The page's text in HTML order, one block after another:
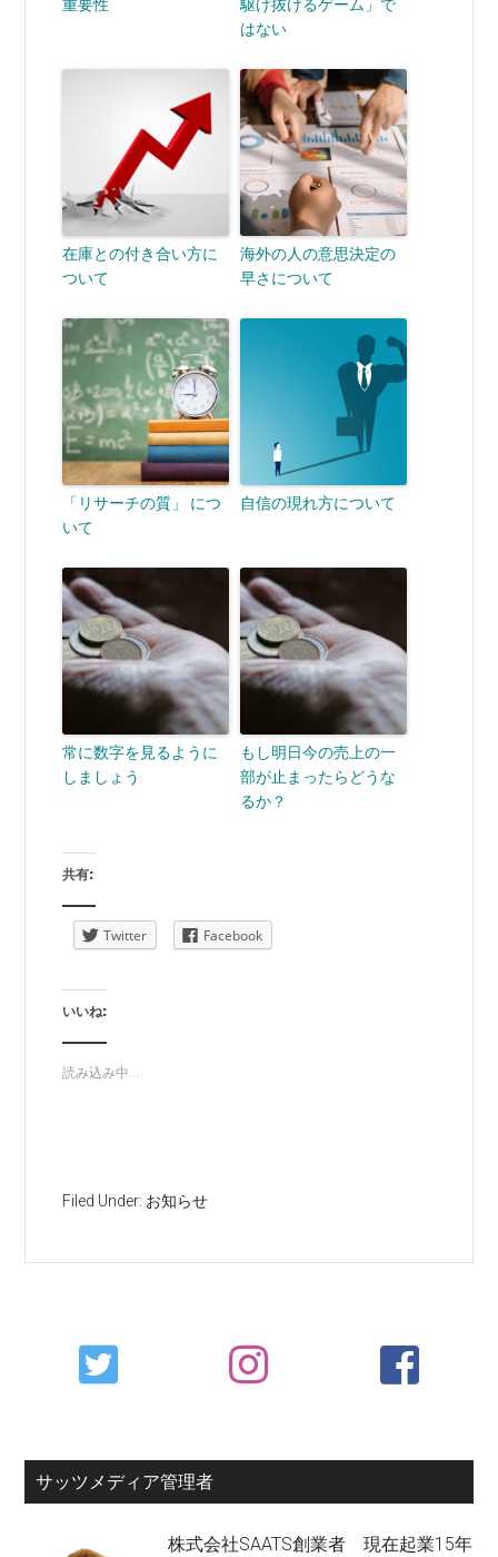
重要性
駆け抜けるゲーム」で
はない
在庫との付き合い方に
ついて
海外の人の意思決定の
早さについて
「リサーチの質」 につ
いて
自信の現れ方について
常に数字を見るように
しましょう
もし明日今の売上の一
部が止まったらどうな
るか？
共有:
Twitter Facebook
いいね:
読み込み中...
Filed Under: お知らせ
Primary
Sidebar
サッツメディア管理者
株式会社SAATS創業者 現在起業15年